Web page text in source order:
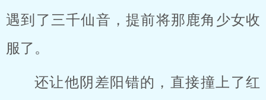
遇到了三千仙音，提前将那鹿角少女收
服了。
还让他阴差阳错的，直接撞上了红